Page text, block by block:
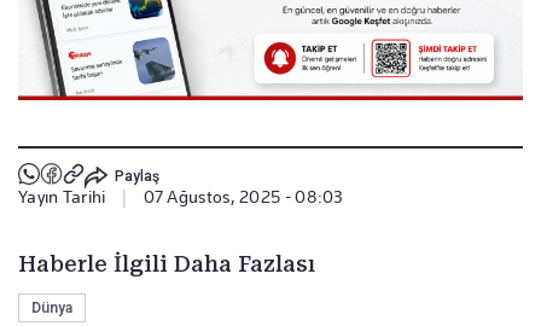
Paylaş
Yayın Tarihi 07 Ağustos, 2025 - 08:03
Haberle İlgili Daha Fazlası
Dünya